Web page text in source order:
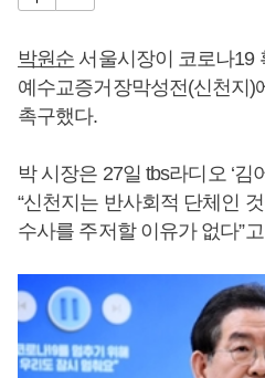
박원순 서울시장이 코로나19
예수교증거장막성전(신천지)
촉구했다.
박 시장은 27일 tbs라디오 ‘김
“신천지는 반사회적 단체인 것
수사를 주저할 이유가 없다”